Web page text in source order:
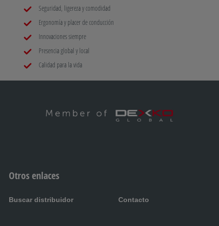
Seguridad, ligereza y comodidad
Ergonomía y placer de conducción
Innovaciones siempre
Presencia global y local
Calidad para la vida
Otros enlaces
Buscar distribuidor Contacto